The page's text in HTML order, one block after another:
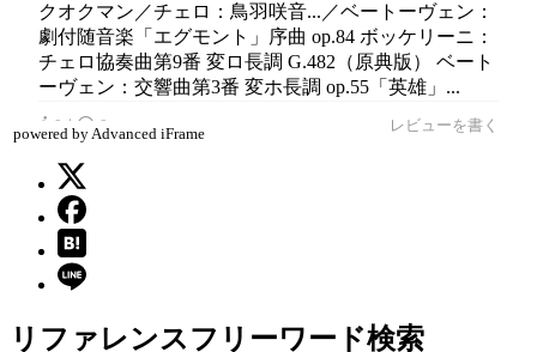
powered by Advanced iFrame
リファレンスフリーワード検索